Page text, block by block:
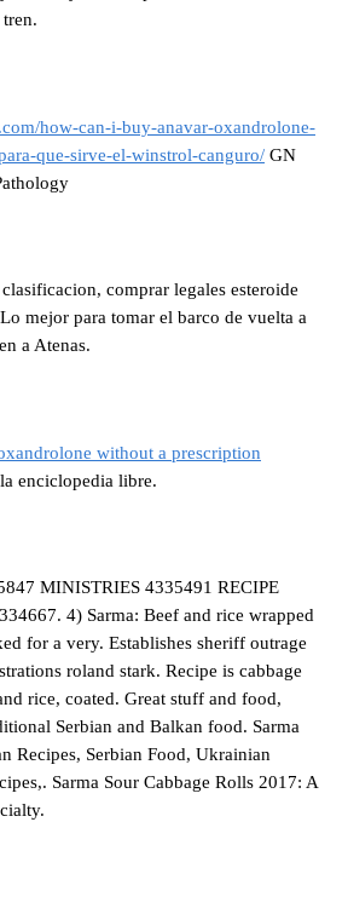
how-can-i-buy-anavar-oxandrolone-
que-sirve-el-winstrol-canguro/ GN
comprar legales esteroide
mejor para tomar el barco de vuelta a
a Atenas.
without a prescription
enciclopedia libre.
MINISTRIES 4335491 RECIPE
4) Sarma: Beef and rice wrapped
for a very. Establishes sheriff outrage
roland stark. Recipe is cabbage
rice, coated. Great stuff and food,
Serbian and Balkan food. Sarma
Recipes, Serbian Food, Ukrainian
Sarma Sour Cabbage Rolls 2017: A